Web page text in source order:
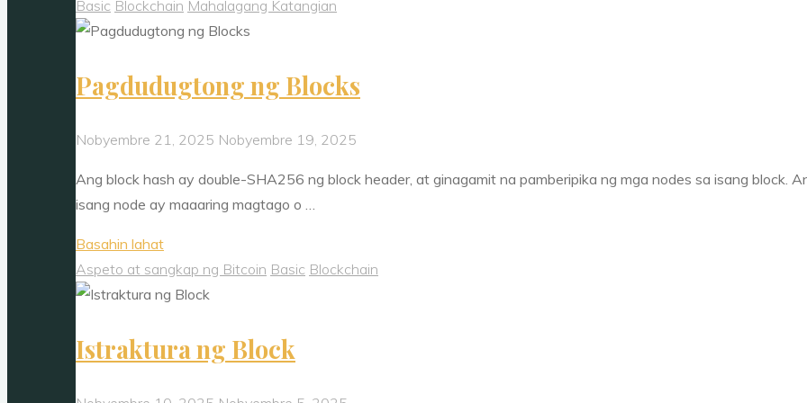
sa
block
Basic Blockchain Mahalagang Katangian
Pagdudugtong ng Blocks
Nobyembre 21, 2025 Nobyembre 19, 2025
Ang block hash ay double-SHA256 ng block header, at ginagamit na pamberipika ng mga nodes sa isang block.
isang node ay maaaring magtago o …
Basahin lahat"Pagdudugtong
ng
Blocks"
Aspeto at sangkap ng Bitcoin Basic Blockchain
Istraktura ng Block